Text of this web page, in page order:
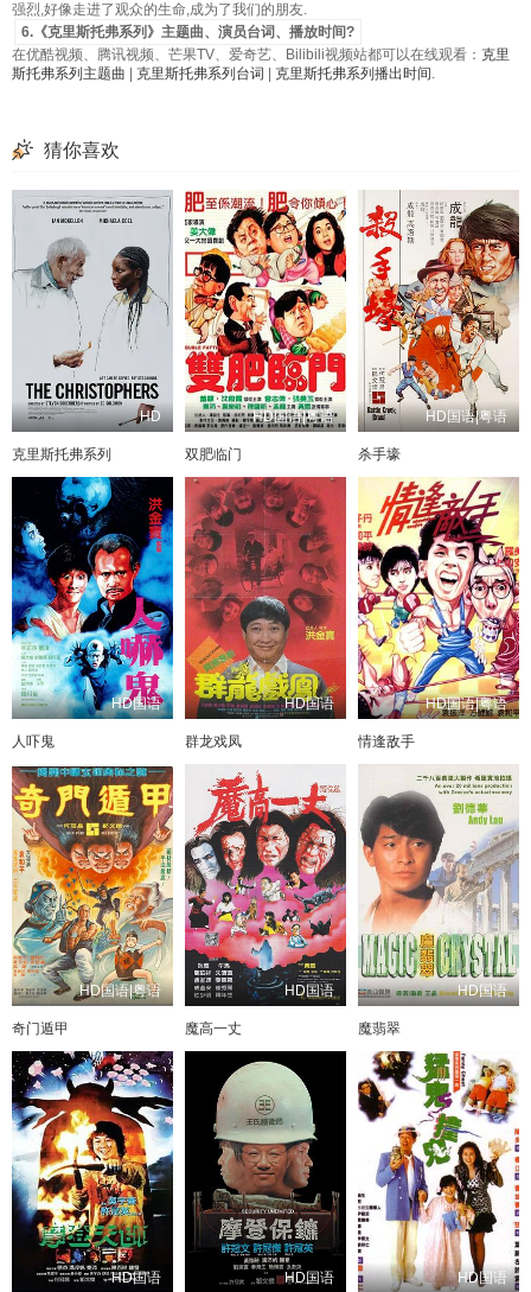
强烈,好像走进了观众的生命,成为了我们的朋友.
6.《克里斯托弗系列》主题曲、演员台词、播放时间?
在优酷视频、腾讯视频、芒果TV、爱奇艺、Bilibili视频站都可以在线观看： 克里
斯托弗系列主题曲
克里斯托弗系列台词 克里斯托弗系列播出时间 .
猜你喜欢
HD
克里斯托弗系列
HD国语|粤语
双肥临门
HD国语|粤语
杀手壕
HD国语
人吓鬼
HD国语
群龙戏凤
HD国语|粤语
情逢敌手
HD国语|粤语
奇门遁甲
HD国语
魔高一丈
HD国语
魔翡翠
HD国语 HD国语 HD国语